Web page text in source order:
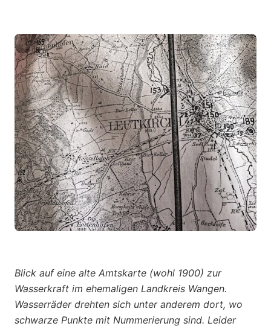
Blick auf eine alte Amtskarte (wohl 1900) zur
Wasserkraft im ehemaligen Landkreis Wangen.
Wasserräder drehten sich unter anderem dort, wo
schwarze Punkte mit Nummerierung sind. Leider